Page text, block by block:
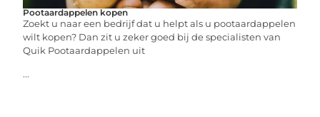
Pootaardappelen kopen
Zoekt u naar een bedrijf dat u helpt als u pootaardappelen
wilt kopen? Dan zit u zeker goed bij de specialisten van
Quik Pootaardappelen uit
...